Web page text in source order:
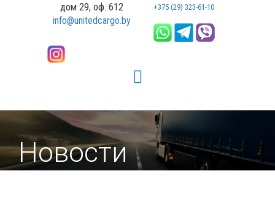
дом 29, оф. 612
info@unitedcargo.by
+375 (29) 323-61-10
Новости